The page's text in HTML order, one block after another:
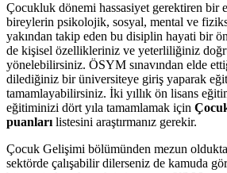
Çocukluk dönemi hassasiyet gerektiren bir
bireylerin psikolojik, sosyal, mental ve
yakından takip eden bu disiplin hayati bir
de kişisel özellikleriniz ve yeterliliğiniz
yönelebilirsiniz. ÖSYM sınavından elde
dilediğiniz bir üniversiteye giriş yaparak
tamamlayabilirsiniz. İki yıllık ön lisans
eğitiminizi dört yıla tamamlamak için
puanları listesini araştırmanız gerekir.
Çocuk Gelişimi bölümünden mezun
sektörde çalışabilir dilerseniz de kamuda